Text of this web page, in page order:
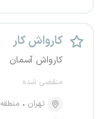
کارواش کار
کارواش آسمان
منقضی شده
تهران
منطقه ۲، سعادت آباد